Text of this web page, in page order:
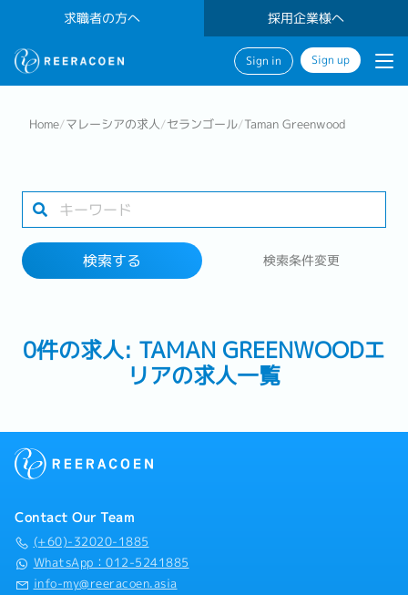
求職者の方へ 採用企業様へ
Sign in Sign up
業界
1 selected
Home/マレーシアの求人/セランゴール/Taman Greenwood
検索する 検索条件変更
0件の求人: TAMAN GREENWOODエ
リアの求人一覧
Contact Our Team
(+60)-32020-1885
WhatsApp：012-5241885
info-my@reeracoen.asia